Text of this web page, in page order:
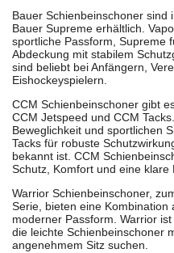
Bauer Schienbeinschoner sind
Bauer Supreme erhältlich.
sportliche Passform, Supreme
Abdeckung mit stabilem
sind beliebt bei Anfängern,
Eishockeyspielern.
CCM Schienbeinschoner gibt
CCM Jetspeed und CCM
Beweglichkeit und sportlichen
Tacks für robuste
bekannt ist. CCM
Schutz, Komfort und eine klare
Warrior Schienbeinschoner,
Serie, bieten eine Kombination
moderner Passform. Warrior
die leichte Schienbeinschoner
angenehmem Sitz suchen.